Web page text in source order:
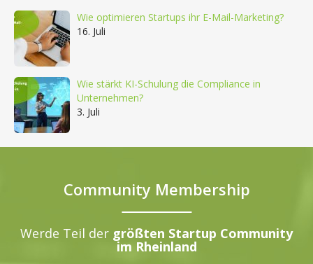
Wie optimieren Startups ihr E-Mail-Marketing?
16. Juli
Wie stärkt KI-Schulung die Compliance in
Unternehmen?
3. Juli
Community Membership
Werde Teil der größten Startup Community
im Rheinland